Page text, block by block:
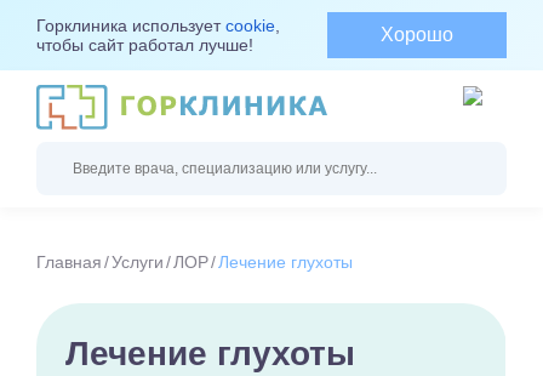
Горклиника используетcookie
чтобы сайт работал лучше!
Хорошо
Главная Услуги ЛОР Лечение глухоты
Лечение глухоты